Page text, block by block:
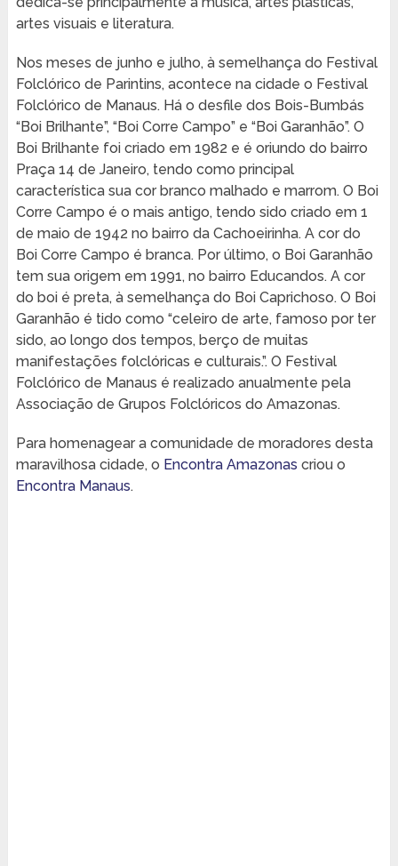
artes visuais e literatura.
Nos meses de junho e julho, à semelhança do Festival
Folclórico de Parintins, acontece na cidade o Festival
Folclórico de Manaus. Há o desfile dos Bois-Bumbás
“Boi Brilhante”, “Boi Corre Campo” e “Boi Garanhão”. O
Boi Brilhante foi criado em 1982 e é oriundo do bairro
Praça 14 de Janeiro, tendo como principal
característica sua cor branco malhado e marrom. O Boi
Corre Campo é o mais antigo, tendo sido criado em 1
de maio de 1942 no bairro da Cachoeirinha. A cor do
Boi Corre Campo é branca. Por último, o Boi Garanhão
tem sua origem em 1991, no bairro Educandos. A cor
do boi é preta, à semelhança do Boi Caprichoso. O Boi
Garanhão é tido como “celeiro de arte, famoso por ter
sido, ao longo dos tempos, berço de muitas
manifestações folclóricas e culturais.”. O Festival
Folclórico de Manaus é realizado anualmente pela
Associação de Grupos Folclóricos do Amazonas.
Para homenagear a comunidade de moradores desta
maravilhosa cidade, o Encontra Amazonas criou o
Encontra Manaus.